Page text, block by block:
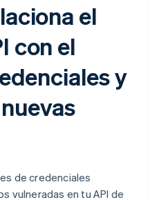
el
con el
y
de credenciales
vulneradas en tu API de